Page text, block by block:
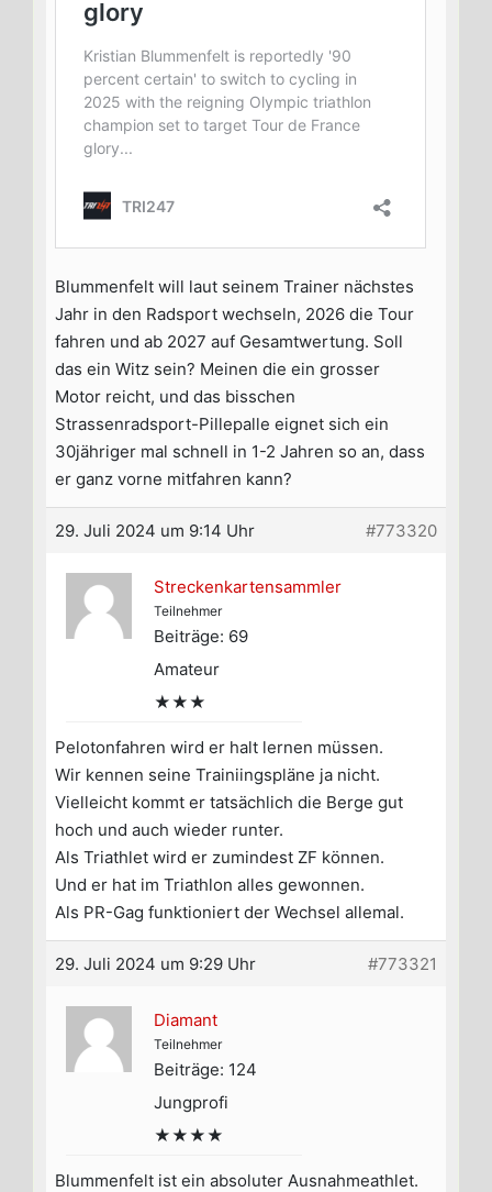
Blummenfelt will laut seinem Trainer nächstes
Jahr in den Radsport wechseln, 2026 die Tour
fahren und ab 2027 auf Gesamtwertung. Soll
das ein Witz sein? Meinen die ein grosser
Motor reicht, und das bisschen
Strassenradsport-Pillepalle eignet sich ein
30jähriger mal schnell in 1-2 Jahren so an, dass
er ganz vorne mitfahren kann?
29. Juli 2024 um 9:14 Uhr #773320
Streckenkartensammler
Teilnehmer
Beiträge: 69
Amateur
★★★
Pelotonfahren wird er halt lernen müssen.
Wir kennen seine Trainiingspläne ja nicht.
Vielleicht kommt er tatsächlich die Berge gut
hoch und auch wieder runter.
Als Triathlet wird er zumindest ZF können.
Und er hat im Triathlon alles gewonnen.
Als PR-Gag funktioniert der Wechsel allemal.
29. Juli 2024 um 9:29 Uhr #773321
Diamant
Teilnehmer
Beiträge: 124
Jungprofi
★★★★
Blummenfelt ist ein absoluter Ausnahmeathlet.